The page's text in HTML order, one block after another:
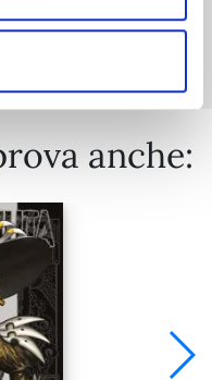
anche: